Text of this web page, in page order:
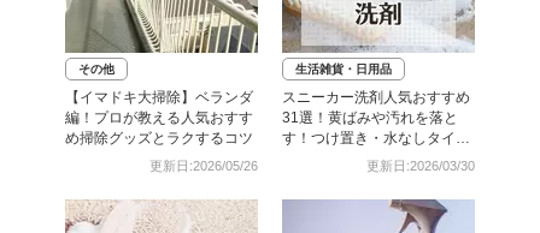
その他
【イマドキ大掃除】ベランダ
編！プロが教える人気おすす
め掃除グッズとラクするコツ
更新日:2026/05/26
生活雑貨・日用品
スニーカー洗剤人気おすすめ
31選！黄ばみや汚れを落と
す！つけ置き・水なしタイプ
更新日:2026/03/30